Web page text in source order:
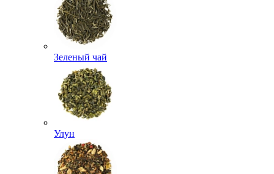
Зеленый чай
Улун